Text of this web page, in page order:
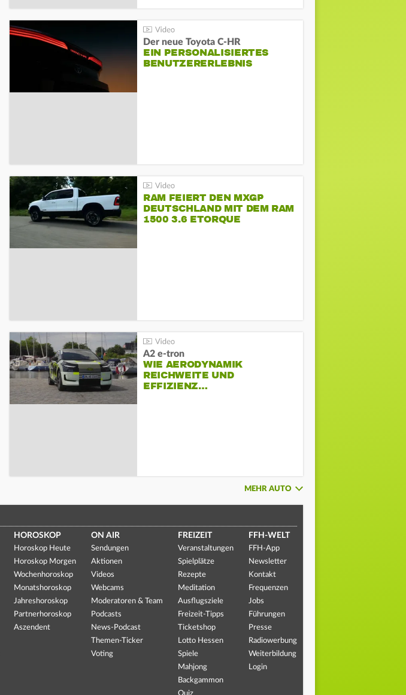
Der neue Toyota C-HR
EIN PERSONALISIERTES
BENUTZERERLEBNIS
RAM FEIERT DEN MXGP
DEUTSCHLAND MIT DEM RAM
1500 3.6 ETORQUE
A2 e-tron
WIE AERODYNAMIK
REICHWEITE UND
EFFIZIENZ…
MEHR AUTO
HOROSKOP
Horoskop Heute
Horoskop Morgen
Wochenhoroskop
Monatshoroskop
Jahreshoroskop
Partnerhoroskop
Aszendent
ON AIR
Sendungen
Aktionen
Videos
Webcams
Moderatoren & Team
Podcasts
News-Podcast
Themen-Ticker
Voting
FREIZEIT
Veranstaltungen
Spielplätze
Rezepte
Meditation
Ausflugsziele
Freizeit-Tipps
Ticketshop
Lotto Hessen
Spiele
Mahjong
Backgammon
Quiz
FFH-WELT
FFH-App
Newsletter
Kontakt
Frequenzen
Jobs
Führungen
Presse
Radiowerbung
Weiterbildung
Login